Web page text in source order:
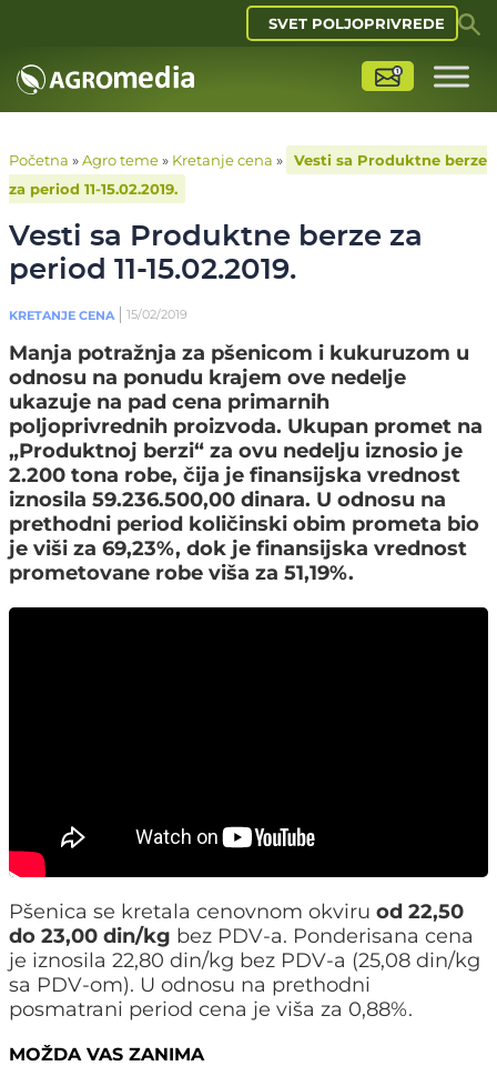
SVET POLJOPRIVREDE
Početna »Agro teme» Kretanje cena »
Vesti sa Produktne berze
za period 11-15.02.2019.
Vesti sa Produktne berze za
period 11-15.02.2019.
KRETANJE CENA 15/02/2019
Manja potražnja za pšenicom i kukuruzom u
odnosu na ponudu krajem ove nedelje
ukazuje na pad cena primarnih
poljoprivrednih proizvoda. Ukupan promet na
„Produktnoj berzi“ za ovu nedelju iznosio je
2.200 tona robe, čija je finansijska vrednost
iznosila 59.236.500,00 dinara. U odnosu na
prethodni period količinski obim prometa bio
je viši za 69,23%, dok je finansijska vrednost
prometovane robe viša za 51,19%.
Pšenica se kretala cenovnom okviru od 22,50
do 23,00 din/kg bez PDV-a. Ponderisana cena
je iznosila 22,80 din/kg bez PDV-a (25,08 din/kg
sa PDV-om). U odnosu na prethodni
posmatrani period cena je viša za 0,88%.
MOŽDA VAS ZANIMA